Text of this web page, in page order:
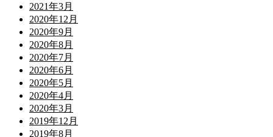
2021年3月
2020年12月
2020年9月
2020年8月
2020年7月
2020年6月
2020年5月
2020年4月
2020年3月
2019年12月
2019年8月